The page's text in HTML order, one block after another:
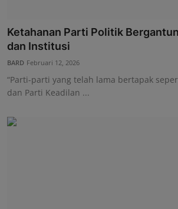
Ketahanan Parti Politik
dan Institusi
BARD Februari 12, 2026
“Parti-parti yang telah lama bertapak
dan Parti Keadilan ...